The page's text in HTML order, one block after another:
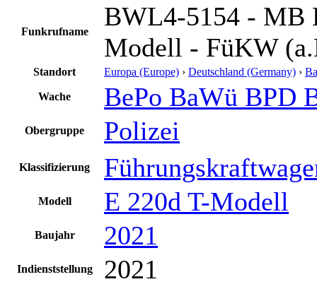
Funkrufname
BWL4-5154 - MB
Modell - FüKW
Standort Europa (Europe) › Deutschland (Germany) ›
Wache BePo BaWü BPD
Obergruppe Polizei
Klassifizierung
Modell E 220d T-Modell
Baujahr 2021
Indienststellung 2021